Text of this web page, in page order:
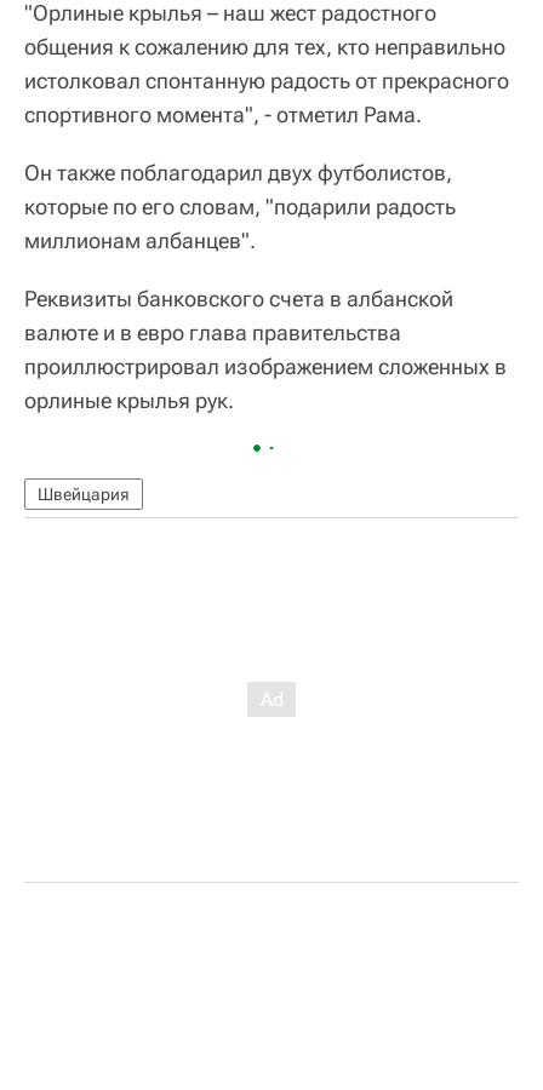
"Орлиные крылья – наш жест радостного
общения к сожалению для тех, кто неправильно
истолковал спонтанную радость от прекрасного
спортивного момента", - отметил Рама.
Он также поблагодарил двух футболистов,
которые по его словам, "подарили радость
миллионам албанцев".
Реквизиты банковского счета в албанской
валюте и в евро глава правительства
проиллюстрировал изображением сложенных в
орлиные крылья рук.
Швейцария